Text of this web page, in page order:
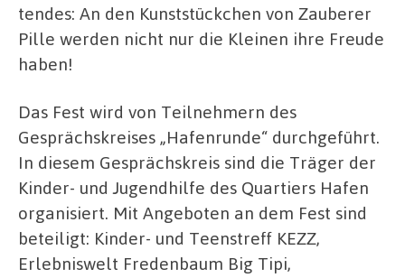
tendes: An den Kunststückchen von Zauberer
Pille werden nicht nur die Kleinen ihre Freude
haben!
Das Fest wird von Teilnehmern des
Gesprächskreises „Hafenrunde“ durchgeführt.
In diesem Gesprächskreis sind die Träger der
Kinder- und Jugendhilfe des Quartiers Hafen
organisiert. Mit Angeboten an dem Fest sind
beteiligt: Kinder- und Teenstreff KEZZ,
Erlebniswelt Fredenbaum Big Tipi,